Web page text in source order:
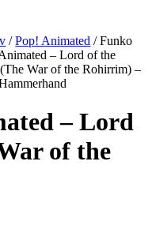
/ Pop! Animated /Funko
– Lord of the
War of the Rohirrim) –
– Lord
of the